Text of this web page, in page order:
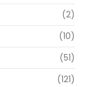
(2)
(10)
(51)
(121)